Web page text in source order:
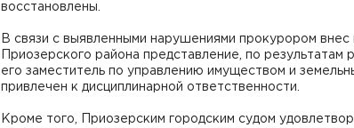
восстановлены.
В связи с выявленными нарушениями прокурором внес
Приозерского района представление, по результатам
его заместитель по управлению имуществом и
привлечен к дисциплинарной ответственности.
Кроме того, Приозерским городским судом